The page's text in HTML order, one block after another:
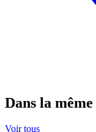
Dans la
Voir tous